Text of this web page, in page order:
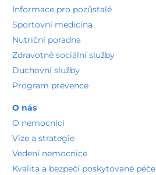
Informace pro pozůstalé
Sportovní medicína
Nutriční poradna
Zdravotně sociální služby
Duchovní služby
Program prevence
O nás
O nemocnici
Vize a strategie
Vedení nemocnice
Kvalita a bezpečí poskytované péče